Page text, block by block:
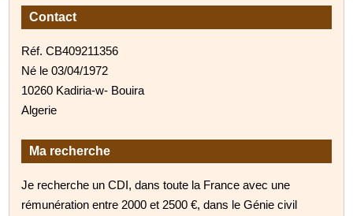
Contact
Réf. CB409211356
Né le 03/04/1972
10260 Kadiria-w- Bouira
Algerie
Ma recherche
Je recherche un CDI, dans toute la France avec une
rémunération entre 2000 et 2500 €, dans le Génie civil